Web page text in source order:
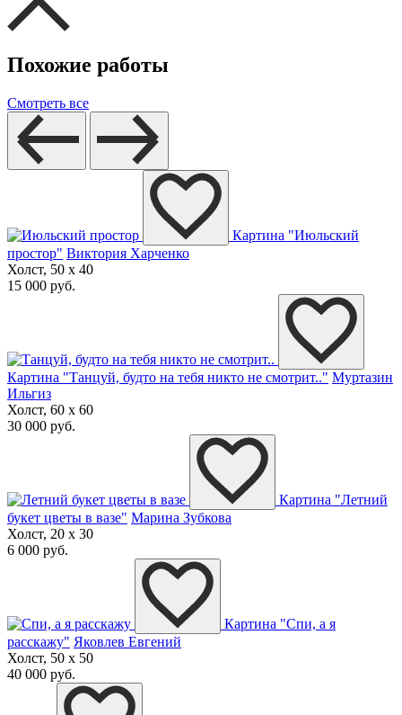
Похожие работы
Смотреть все
Картина "Июльский
простор" Виктория Харченко
Холст, 50 x 40
15 000 руб.
Картина "Танцуй, будто на тебя никто не смотрит.." Муртазин
Ильгиз
Холст, 60 x 60
30 000 руб.
Картина "Летний
букет цветы в вазе" Марина Зубкова
Холст, 20 x 30
6 000 руб.
Картина "Спи, а я
расскажу" Яковлев Евгений
Холст, 50 x 50
40 000 руб.